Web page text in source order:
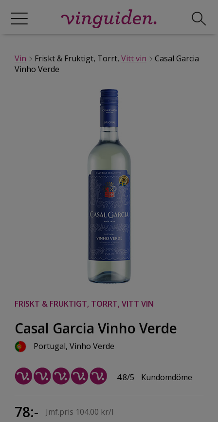
Vin Friskt & Fruktigt, Torrt, Vitt vin
Casal Garcia
Vinho Verde
FRISKT & FRUKTIGT, TORRT, VITT VIN
Casal Garcia Vinho Verde
Portugal, Vinho Verde
4.8/5 Kundomdöme
78:- Jmf.pris 104.00 kr/l